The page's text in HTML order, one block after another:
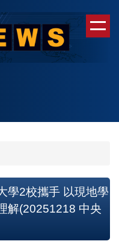
學2校攜手 以現地學
解(20251218 中央